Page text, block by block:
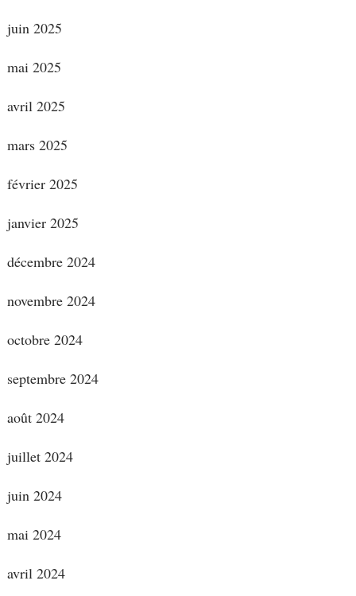
juin 2025
mai 2025
avril 2025
mars 2025
février 2025
janvier 2025
décembre 2024
novembre 2024
octobre 2024
septembre 2024
août 2024
juillet 2024
juin 2024
mai 2024
avril 2024